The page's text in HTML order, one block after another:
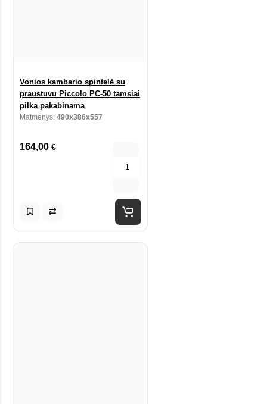
Vonios kambario spintelė su
praustuvu Piccolo PC-50 tamsiai
pilka pakabinama
Matmenys: 490x386x557
164,00 €